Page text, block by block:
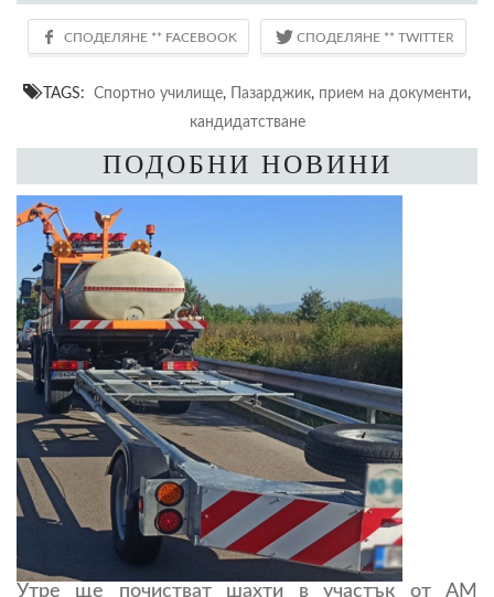
TAGS: Спортно училище, Пазарджик, прием на документи,
кандидатстване
ПОДОБНИ НОВИНИ
Утре ще почистват шахти в участък от АМ